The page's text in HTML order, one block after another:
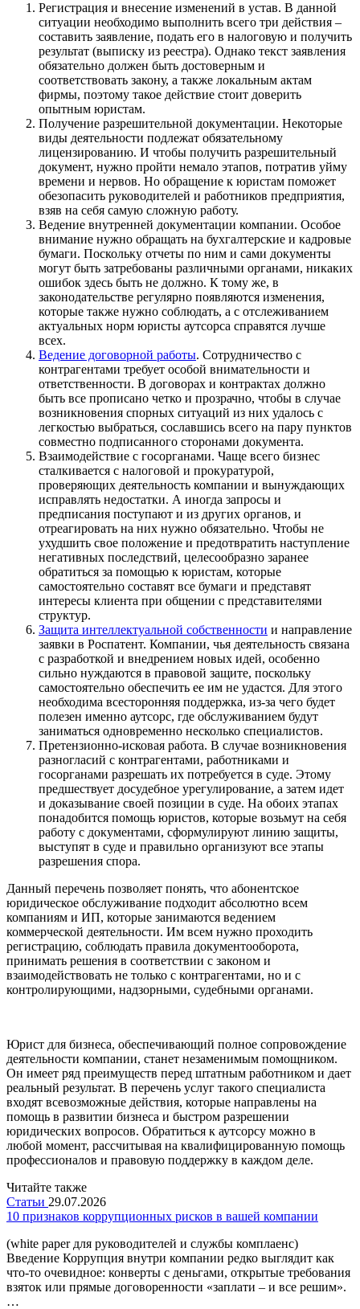
Регистрация и внесение изменений в устав. В данной
ситуации необходимо выполнить всего три действия –
составить заявление, подать его в налоговую и получить
результат (выписку из реестра). Однако текст заявления
обязательно должен быть достоверным и
соответствовать закону, а также локальным актам
фирмы, поэтому такое действие стоит доверить
опытным юристам.
Получение разрешительной документации. Некоторые
виды деятельности подлежат обязательному
лицензированию. И чтобы получить разрешительный
документ, нужно пройти немало этапов, потратив уйму
времени и нервов. Но обращение к юристам поможет
обезопасить руководителей и работников предприятия,
взяв на себя самую сложную работу.
Ведение внутренней документации компании. Особое
внимание нужно обращать на бухгалтерские и кадровые
бумаги. Поскольку отчеты по ним и сами документы
могут быть затребованы различными органами, никаких
ошибок здесь быть не должно. К тому же, в
законодательстве регулярно появляются изменения,
которые также нужно соблюдать, а с отслеживанием
актуальных норм юристы аутсорса справятся лучше
всех.
Ведение договорной работы. Сотрудничество с
контрагентами требует особой внимательности и
ответственности. В договорах и контрактах должно
быть все прописано четко и прозрачно, чтобы в случае
возникновения спорных ситуаций из них удалось с
легкостью выбраться, сославшись всего на пару пунктов
совместно подписанного сторонами документа.
Взаимодействие с госорганами. Чаще всего бизнес
сталкивается с налоговой и прокуратурой,
проверяющих деятельность компании и вынуждающих
исправлять недостатки. А иногда запросы и
предписания поступают и из других органов, и
отреагировать на них нужно обязательно. Чтобы не
ухудшить свое положение и предотвратить наступление
негативных последствий, целесообразно заранее
обратиться за помощью к юристам, которые
самостоятельно составят все бумаги и представят
интересы клиента при общении с представителями
структур.
Защита интеллектуальной собственности и направление
заявки в Роспатент. Компании, чья деятельность связана
с разработкой и внедрением новых идей, особенно
сильно нуждаются в правовой защите, поскольку
самостоятельно обеспечить ее им не удастся. Для этого
необходима всесторонняя поддержка, из-за чего будет
полезен именно аутсорс, где обслуживанием будут
заниматься одновременно несколько специалистов.
Претензионно-исковая работа. В случае возникновения
разногласий с контрагентами, работниками и
госорганами разрешать их потребуется в суде. Этому
предшествует досудебное урегулирование, а затем идет
и доказывание своей позиции в суде. На обоих этапах
понадобится помощь юристов, которые возьмут на себя
работу с документами, сформулируют линию защиты,
выступят в суде и правильно организуют все этапы
разрешения спора.
Данный перечень позволяет понять, что абонентское
юридическое обслуживание подходит абсолютно всем
компаниям и ИП, которые занимаются ведением
коммерческой деятельности. Им всем нужно проходить
регистрацию, соблюдать правила документооборота,
принимать решения в соответствии с законом и
взаимодействовать не только с контрагентами, но и с
контролирующими, надзорными, судебными органами.
Юрист для бизнеса, обеспечивающий полное сопровождение
деятельности компании, станет незаменимым помощником.
Он имеет ряд преимуществ перед штатным работником и дает
реальный результат. В перечень услуг такого специалиста
входят всевозможные действия, которые направлены на
помощь в развитии бизнеса и быстром разрешении
юридических вопросов. Обратиться к аутсорсу можно в
любой момент, рассчитывая на квалифицированную помощь
профессионалов и правовую поддержку в каждом деле.
Читайте также
Статьи 29.07.2026
10 признаков коррупционных рисков в вашей компании
(white paper для руководителей и службы комплаенс)
Введение Коррупция внутри компании редко выглядит как
что-то очевидное: конверты с деньгами, открытые требования
взяток или прямые договоренности «заплати – и все решим».
…